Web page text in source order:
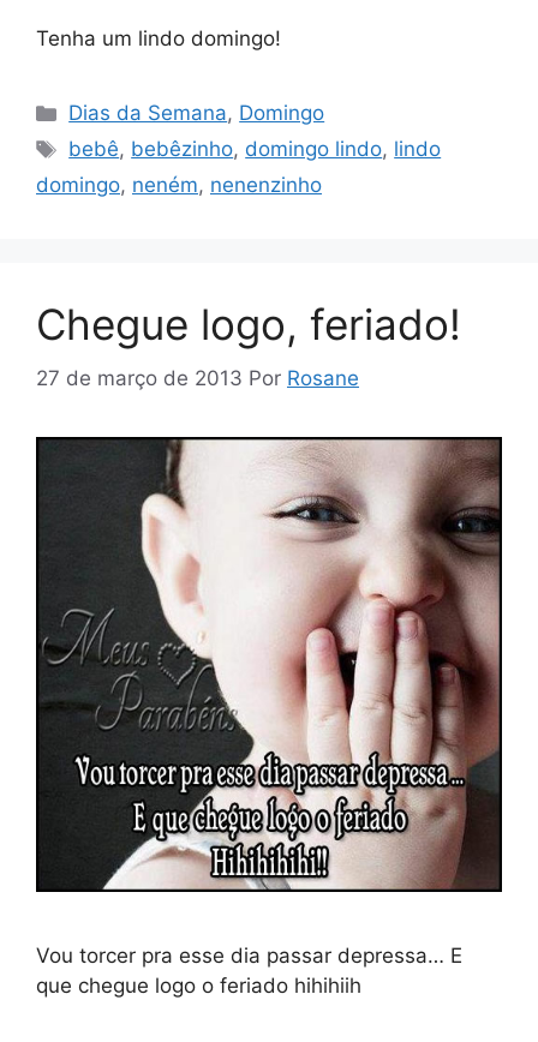
Tenha um lindo domingo!
Categorias
Dias da Semana, Domingo
Tags
bebê, bebêzinho, domingo lindo, lindo
domingo, neném, nenenzinho
Chegue logo, feriado!
27 de março de 2013 Por Rosane
Vou torcer pra esse dia passar depressa… E
que chegue logo o feriado hihihiih